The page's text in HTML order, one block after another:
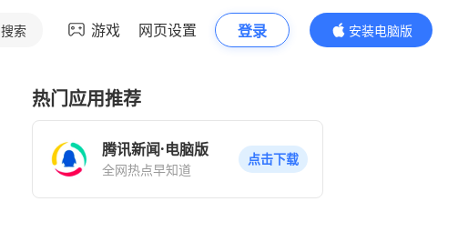
搜索 游戏 网页设置 登录
安装电脑版
内容更精彩
热门应用推荐
腾讯新闻·电脑版
全网热点早知道
点击下载